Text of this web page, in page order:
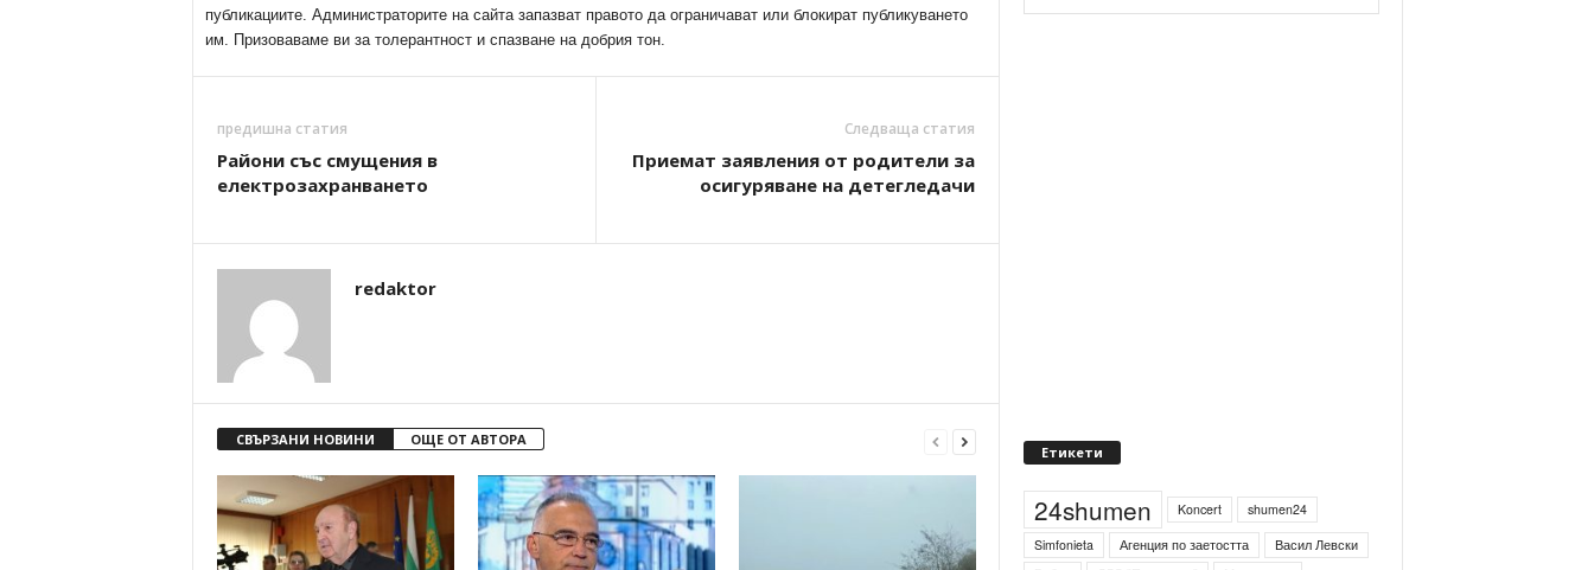
публикациите. Администраторите на сайта запазват правото да ограничават или блокират публикуването
им. Призоваваме ви за толерантност и спазване на добрия тон.
предишна статия
Райони със смущения в
електрозахранването
Следваща статия
Приемат заявления от родители за
осигуряване на детегледачи
redaktor
СВЪРЗАНИ НОВИНИ ОЩЕ ОТ АВТОРА
Етикети
24shumen Koncert
shumen24
Simfonieta
Агенция по заетостта
Васил Левски